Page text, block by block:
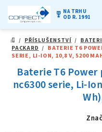
obsah
military_tech NA TRHU
OD R. 1991
DOMŮ
/ PŘÍSLUŠENSTVÍ /
PACKARD / BATERIE T6
SERIE, LI-ION, 10,8 V, 5200
Baterie T6
nc6300 serie, Li-